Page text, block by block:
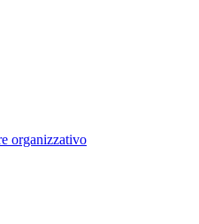
organizzativo